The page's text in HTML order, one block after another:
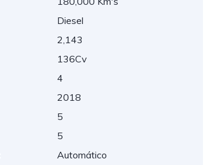
Diesel
2,143
136Cv
4
2018
5
5
Automático